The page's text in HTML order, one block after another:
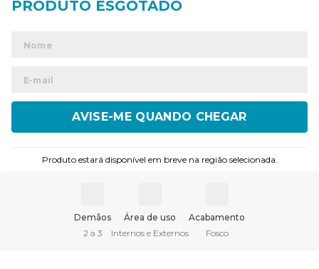
ENVIAR
Produto estará disponível em breve na região selecionada.
Demãos
2 a 3
Área de uso
Internos e Externos
Acabamento
Fosco